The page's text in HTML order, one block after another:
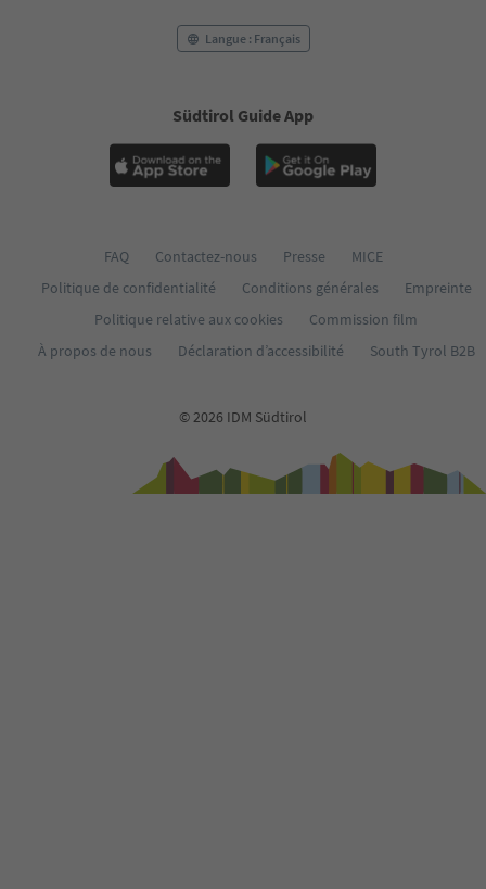
Langue : Français
Südtirol Guide App
FAQ Contactez-nous Presse
MICE
Politique de confidentialité
Conditions générales
Empreinte
Politique relative aux cookies
Commission film
À propos de nous
Déclaration d’accessibilité South Tyrol B2B
© 2026 IDM Südtirol